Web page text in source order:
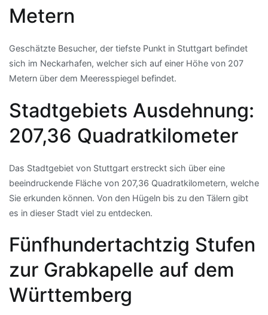
Metern
Geschätzte Besucher, der tiefste Punkt in Stuttgart befindet
sich im Neckarhafen, welcher sich auf einer Höhe von 207
Metern über dem Meeresspiegel befindet.
Stadtgebiets Ausdehnung:
207,36 Quadratkilometer
Das Stadtgebiet von Stuttgart erstreckt sich über eine
beeindruckende Fläche von 207,36 Quadratkilometern, welche
Sie erkunden können. Von den Hügeln bis zu den Tälern gibt
es in dieser Stadt viel zu entdecken.
Fünfhundertachtzig Stufen
zur Grabkapelle auf dem
Württemberg